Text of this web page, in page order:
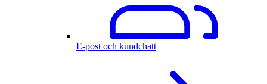
E-post och kundchatt